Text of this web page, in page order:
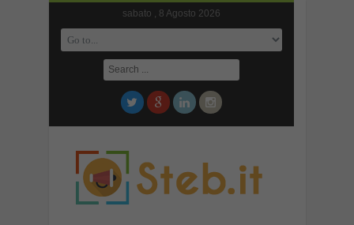
sabato , 8 Agosto 2026